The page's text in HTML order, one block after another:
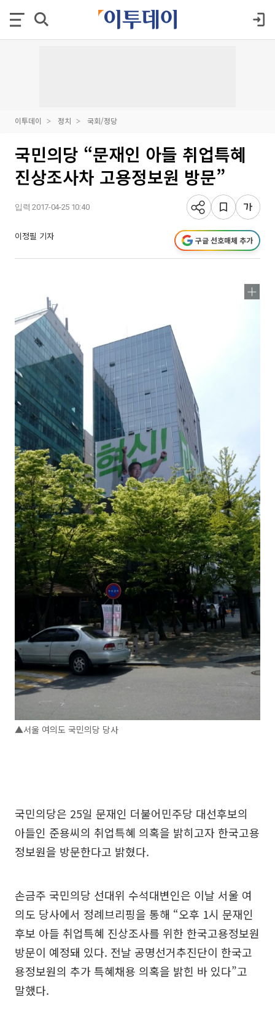
이투데이 정치 국회/정당
국민의당 “문재인 아들 취업특혜
진상조사차 고용정보원 방문”
입력 2017-04-25 10:40
이정필 기자 구글 선호매체 추가
▲서울 여의도 국민의당 당사
국민의당은 25일 문재인 더불어민주당 대선후보의
아들인 준용씨의 취업특혜 의혹을 밝히고자 한국고용
정보원을 방문한다고 밝혔다.
손금주 국민의당 선대위 수석대변인은 이날 서울 여
의도 당사에서 정례브리핑을 통해 “오후 1시 문재인
후보 아들 취업특혜 진상조사를 위한 한국고용정보원
방문이 예정돼 있다. 전날 공명선거추진단이 한국고
용정보원의 추가 특혜채용 의혹을 밝힌 바 있다”고
말했다.